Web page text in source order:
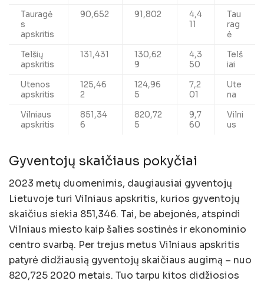
Tauragė
s
apskritis
90,652 91,802
4,4
11
Tau
rag
ė
Telšių
apskritis
131,431
130,62
9
4,3
50
Telš
iai
Utenos
apskritis
125,46
2
124,96
5
7,2
01
Ute
na
Vilniaus
apskritis
851,34
6
820,72
5
9,7
60
Vilni
us
Gyventojų skaičiaus pokyčiai
2023 metų duomenimis, daugiausiai gyventojų
Lietuvoje turi Vilniaus apskritis, kurios gyventojų
skaičius siekia 851,346. Tai, be abejonės, atspindi
Vilniaus miesto kaip šalies sostinės ir ekonominio
centro svarbą. Per trejus metus Vilniaus apskritis
patyrė didžiausią gyventojų skaičiaus augimą – nuo
820,725 2020 metais. Tuo tarpu kitos didžiosios